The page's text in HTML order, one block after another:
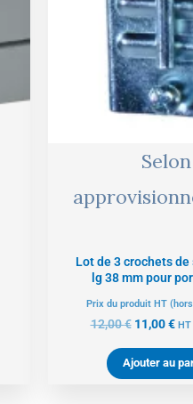
Selon
Lot de 3 crochets
lg 38 mm pour
Prix du produit HT
12,00€ 11,00€ HT
Ajouter au